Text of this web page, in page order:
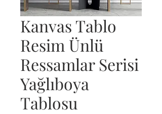
Kanvas Tablo
Resim Ünlü
Ressamlar Serisi
Yağlıboya
Tablosu